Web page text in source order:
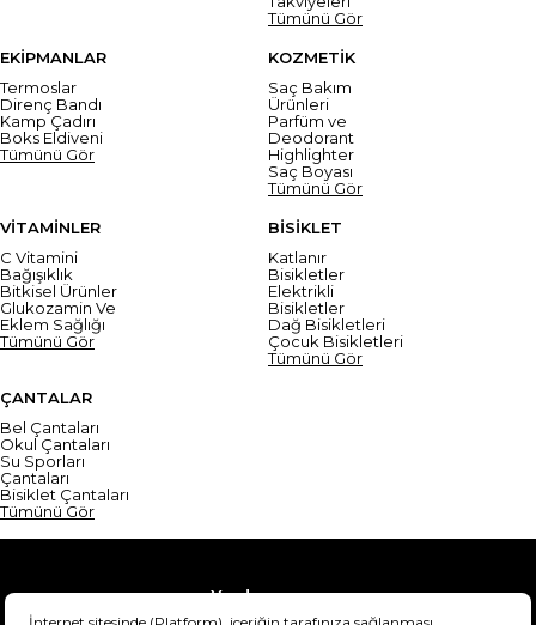
Tümünü Gör
EKİPMANLAR
Termoslar
Direnç Bandı
Kamp Çadırı
Boks Eldiveni
Tümünü Gör
KOZMETİK
Saç Bakım
Ürünleri
Parfüm ve
Deodorant
Highlighter
Saç Boyası
Tümünü Gör
VİTAMİNLER
C Vitamini
Bağışıklık
Bitkisel Ürünler
Glukozamin Ve
Eklem Sağlığı
Tümünü Gör
BİSİKLET
Katlanır
Bisikletler
Elektrikli
Bisikletler
Dağ Bisikletleri
Çocuk Bisikletleri
Tümünü Gör
ÇANTALAR
Bel Çantaları
Okul Çantaları
Su Sporları
Çantaları
Bisiklet Çantaları
Tümünü Gör
Yardım